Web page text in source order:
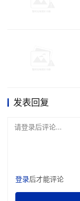
发表回复
请登录后评论...
登录后才能评论